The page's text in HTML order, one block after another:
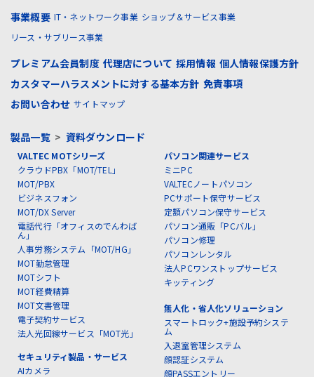
事業概要 IT・ネットワーク事業 ショップ＆サービス事業
リース・サブリース事業
プレミアム会員制度 代理店について 採用情報 個人情報保護方針
カスタマーハラスメントに対する基本方針 免責事項
お問い合わせ サイトマップ
製品一覧> 資料ダウンロード
VALTEC MOTシリーズ
クラウドPBX「MOT/TEL」
MOT/PBX
ビジネスフォン
MOT/DX Server
電話代行「オフィスのでんわば
ん」
人事労務システム「MOT/HG」
MOT勤怠管理
MOTシフト
MOT経費精算
MOT文書管理
電子契約サービス
法人光回線サービス「MOT光」
セキュリティ製品・サービス
AIカメラ
パソコン関連サービス
ミニPC
VALTECノートパソコン
PCサポート保守サービス
定額パソコン保守サービス
パソコン通販「PCバル」
パソコン修理
パソコンレンタル
法人PCワンストップサービス
キッティング
無人化・省人化ソリューション
スマートロック+施設予約システ
ム
入退室管理システム
顔認証システム
顔PASSエントリー